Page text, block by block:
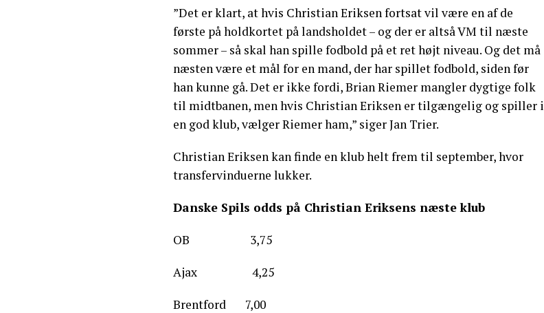
”Det er klart, at hvis Christian Eriksen fortsat vil være en af de
første på holdkortet på landsholdet – og der er altså VM til næste
sommer – så skal han spille fodbold på et ret højt niveau. Og det må
næsten være et mål for en mand, der har spillet fodbold, siden før
han kunne gå. Det er ikke fordi, Brian Riemer mangler dygtige folk
til midtbanen, men hvis Christian Eriksen er tilgængelig og spiller i
en god klub, vælger Riemer ham,” siger Jan Trier.
Christian Eriksen kan finde en klub helt frem til september, hvor
transfervinduerne lukker.
Danske Spils odds på Christian Eriksens næste klub
OB 3,75
Ajax 4,25
Brentford 7,00